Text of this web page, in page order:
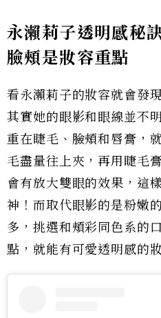
永瀨莉子透明感秘
臉頰是妝容重點
看永瀨莉子的妝容就會發
其實她的眼影和眼線並不
重在睫毛、臉頰和唇膏，
毛盡量往上夾，再用睫毛
會有放大雙眼的效果，這
神！而取代眼影的是粉嫩
多，挑選和頰彩同色系的
點，就能有可愛透明感的妝